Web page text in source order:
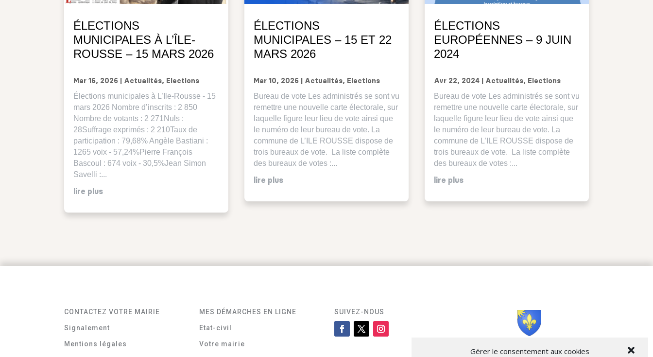
Gérer le consentement aux cookies
ÉLECTIONS
MUNICIPALES À L’ÎLE-
ROUSSE – 15 MARS 2026
Mar 16, 2026 Actualités, Elections
Élections municipales à L’Ile-Rousse - 15
mars 2026 Nombre d’inscrits : 2 850
Nombre de votants : 2 271Nuls :
28Suffrage exprimés : 2 210Taux de
participation : 79,68% Angèle Bastiani :
1265 voix - 57,24%Pierre François
Bascoul : 674 voix - 30,5%Jean Simon
Savelli :...
lire plus
ÉLECTIONS
MUNICIPALES – 15 ET 22
MARS 2026
Mar 10, 2026| Actualités, Elections
Bureau de vote Les administrés se sont vu
remettre une nouvelle carte électorale, sur
laquelle figure leur lieu de vote ainsi que
le numéro de leur bureau de vote. La
commune de L’ILE ROUSSE dispose de
trois bureaux de vote. La liste complète
des bureaux de votes :...
lire plus
ÉLECTIONS
EUROPÉENNES – 9 JUIN
2024
Avr 22, 2024| Actualités, Elections
Bureau de vote Les administrés se sont vu
remettre une nouvelle carte électorale, sur
laquelle figure leur lieu de vote ainsi que
le numéro de leur bureau de vote. La
commune de L’ILE ROUSSE dispose de
trois bureaux de vote. La liste complète
des bureaux de votes :...
lire plus
CONTACTEZ VOTRE MAIRIE
Signalement
Mentions légales
MES DÉMARCHES EN LIGNE
Etat-civil
Votre mairie
SUIVEZ-NOUS
Cità di L’Isula